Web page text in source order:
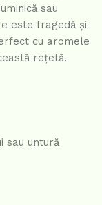
sau
este fragedă și
cu aromele
rețetă.
sau untură